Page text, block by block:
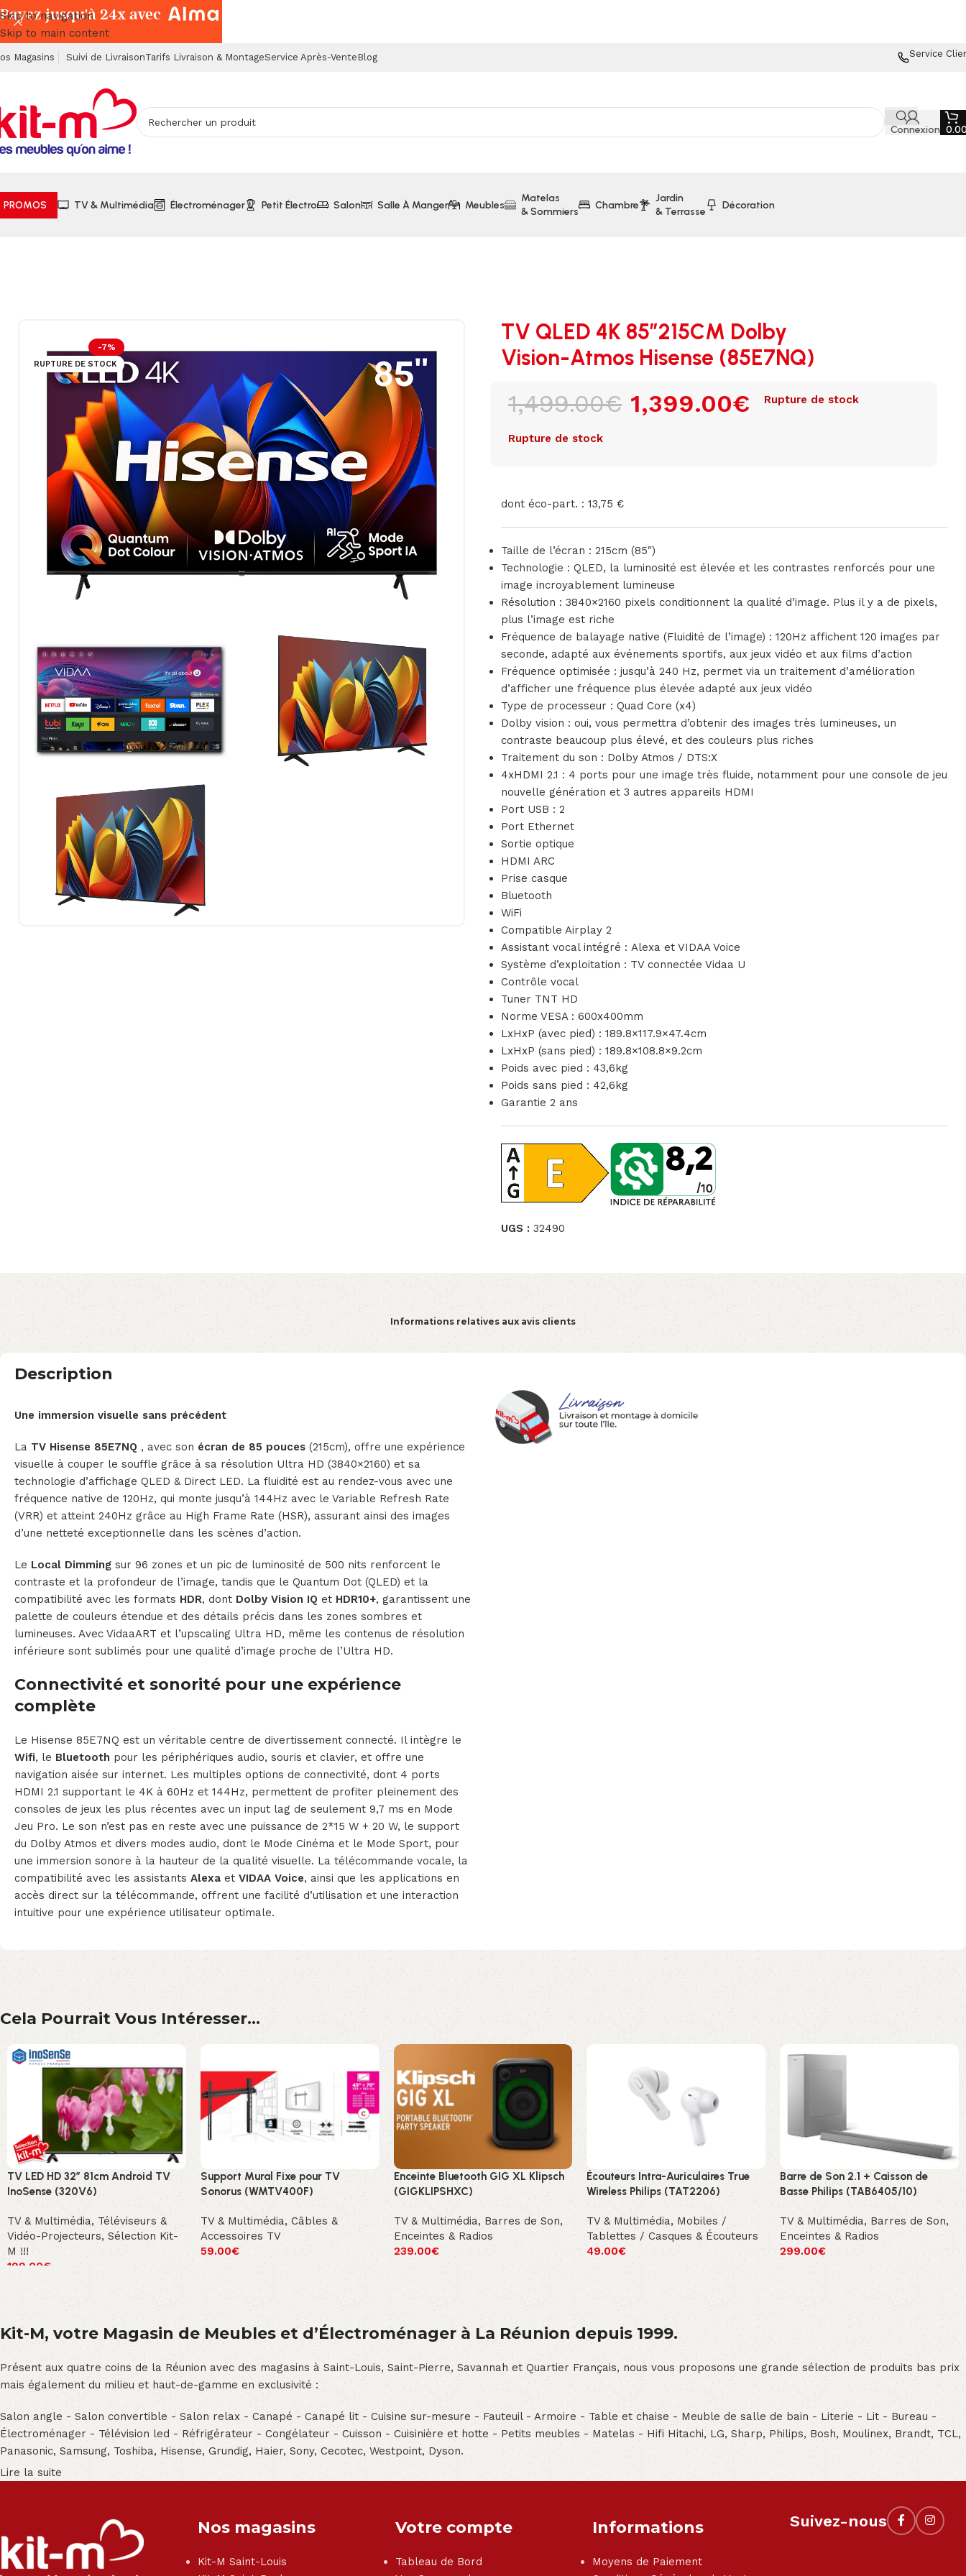
Skip to navigation
Skip to main content
Magasins Suivi de LivraisonTarifs Livraison & MontageService Après-Vente Blog Service
Connexion
PROMOS TV & Multimédia Électroménager Petit Électro Salon Salle À Manger Meubles
Matelas
& Sommiers
Chambre
Jardin
& Terrasse
Décoration
-7%
RUPTURE DE STOCK
TV QLED 4K 85″215CM Dolby
Vision-Atmos Hisense (85E7NQ)
1,499.00€ 1,399.00€ Rupture de stock
Rupture de stock
dont éco-part. : 13,75 €
Taille de l’écran : 215cm (85″)
Technologie : QLED, la luminosité est élevée et les contrastes renforcés pour une
image incroyablement lumineuse
Résolution : 3840×2160 pixels conditionnent la qualité d’image. Plus il y a de pixels,
plus l’image est riche
Fréquence de balayage native (Fluidité de l’image) : 120Hz affichent 120 images par
seconde, adapté aux événements sportifs, aux jeux vidéo et aux films d’action
Fréquence optimisée : jusqu’à 240 Hz, permet via un traitement d’amélioration
d’afficher une fréquence plus élevée adapté aux jeux vidéo
Type de processeur : Quad Core (x4)
Dolby vision : oui, vous permettra d’obtenir des images très lumineuses, un
contraste beaucoup plus élevé, et des couleurs plus riches
Traitement du son : Dolby Atmos / DTS:X
4xHDMI 2.1 : 4 ports pour une image très fluide, notamment pour une console de jeu
nouvelle génération et 3 autres appareils HDMI
Port USB : 2
Port Ethernet
Sortie optique
HDMI ARC
Prise casque
Bluetooth
WiFi
Compatible Airplay 2
Assistant vocal intégré : Alexa et VIDAA Voice
Système d’exploitation : TV connectée Vidaa U
Contrôle vocal
Tuner TNT HD
Norme VESA : 600x400mm
LxHxP (avec pied) : 189.8×117.9×47.4cm
LxHxP (sans pied) : 189.8×108.8×9.2cm
Poids avec pied : 43,6kg
Poids sans pied : 42,6kg
Garantie 2 ans
UGS : 32490
Informations relatives aux avis clients
Description
Une immersion visuelle sans précédent
La TV Hisense 85E7NQ , avec son écran de 85 pouces (215cm), offre une expérience
visuelle à couper le souffle grâce à sa résolution Ultra HD (3840×2160) et sa
technologie d’affichage QLED & Direct LED. La fluidité est au rendez-vous avec une
fréquence native de 120Hz, qui monte jusqu’à 144Hz avec le Variable Refresh Rate
(VRR) et atteint 240Hz grâce au High Frame Rate (HSR), assurant ainsi des images
d’une netteté exceptionnelle dans les scènes d’action.
Le Local Dimming sur 96 zones et un pic de luminosité de 500 nits renforcent le
contraste et la profondeur de l’image, tandis que le Quantum Dot (QLED) et la
compatibilité avec les formats HDR, dont Dolby Vision IQ et HDR10+, garantissent une
palette de couleurs étendue et des détails précis dans les zones sombres et
lumineuses. Avec VidaaART et l’upscaling Ultra HD, même les contenus de résolution
inférieure sont sublimés pour une qualité d’image proche de l’Ultra HD.
Connectivité et sonorité pour une expérience
complète
Le Hisense 85E7NQ est un véritable centre de divertissement connecté. Il intègre le
Wifi, le Bluetooth pour les périphériques audio, souris et clavier, et offre une
navigation aisée sur internet. Les multiples options de connectivité, dont 4 ports
HDMI 2.1 supportant le 4K à 60Hz et 144Hz, permettent de profiter pleinement des
consoles de jeux les plus récentes avec un input lag de seulement 9,7 ms en Mode
Jeu Pro. Le son n’est pas en reste avec une puissance de 2*15 W + 20 W, le support
du Dolby Atmos et divers modes audio, dont le Mode Cinéma et le Mode Sport, pour
une immersion sonore à la hauteur de la qualité visuelle. La télécommande vocale, la
compatibilité avec les assistants Alexa et VIDAA Voice, ainsi que les applications en
accès direct sur la télécommande, offrent une facilité d’utilisation et une interaction
intuitive pour une expérience utilisateur optimale.
Cela Pourrait Vous Intéresser...
TV LED HD 32″ 81cm Android TV
InoSense (320V6)
TV & Multimédia, Téléviseurs &
Vidéo-Projecteurs, Sélection Kit-
M !!!
199.00€
Support Mural Fixe pour TV
Sonorus (WMTV400F)
TV & Multimédia, Câbles &
Accessoires TV
59.00€
Enceinte Bluetooth GIG XL Klipsch
(GIGKLIPSHXC)
TV & Multimédia, Barres de Son,
Enceintes & Radios
239.00€
Écouteurs Intra-Auriculaires True
Wireless Philips (TAT2206)
TV & Multimédia, Mobiles /
Tablettes / Casques & Écouteurs
49.00€
Barre de Son 2.1 + Caisson de
Basse Philips (TAB6405/10)
TV & Multimédia, Barres de Son,
Enceintes & Radios
299.00€
Kit-M, votre Magasin de Meubles et d’Électroménager à La Réunion depuis 1999.
Présent aux quatre coins de la Réunion avec des magasins à Saint-Louis, Saint-Pierre, Savannah et Quartier Français, nous vous proposons une grande sélection de produits bas prix
mais également du milieu et haut-de-gamme en exclusivité :
Salon angle - Salon convertible - Salon relax - Canapé - Canapé lit - Cuisine sur-mesure - Fauteuil - Armoire - Table et chaise - Meuble de salle de bain - Literie - Lit - Bureau -
Électroménager - Télévision led - Réfrigérateur - Congélateur - Cuisson - Cuisinière et hotte - Petits meubles - Matelas - Hifi Hitachi, LG, Sharp, Philips, Bosh, Moulinex, Brandt, TCL,
Panasonic, Samsung, Toshiba, Hisense, Grundig, Haier, Sony, Cecotec, Westpoint, Dyson.
Lire la suite
Nos magasins
Kit-M Saint-Louis
Votre compte
Tableau de Bord
Informations
Moyens de Paiement
Suivez-nous
Payez jusqu'à 24x avec